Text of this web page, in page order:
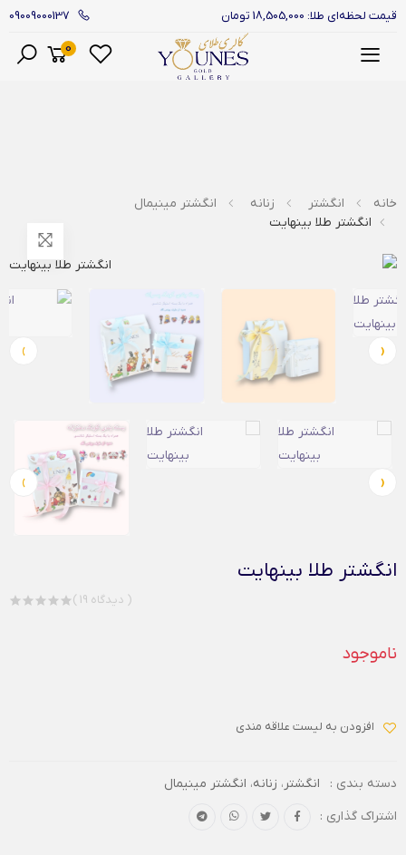
قیمت لحظه‌ای طلا: 18,505,000 تومان 09009000137
0
خانه انگشتر زنانه
انگشتر مینیمال
انگشتر طلا بینهایت
‹
›
‹
›
انگشتر طلا بینهایت
( 19 دیدگاه )
ناموجود
افزودن به لیست علاقه مندی
دسته بندی : انگشتر ، زنانه، انگشتر مینیمال
اشتراک گذاری :